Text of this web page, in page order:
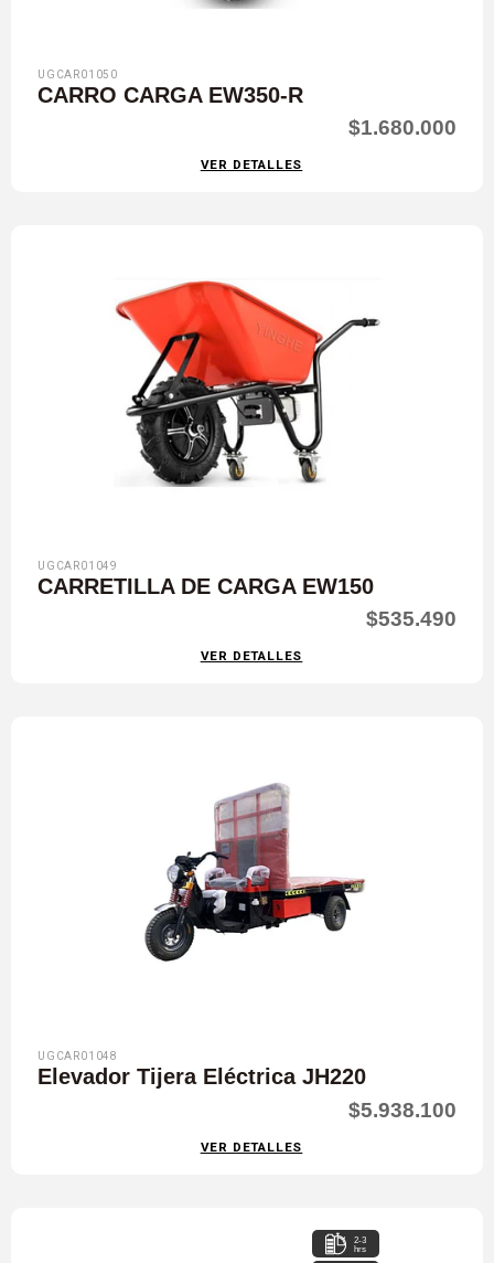
UGCAR01050
CARRO CARGA EW350-R
$1.680.000
VER DETALLES
UGCAR01049
CARRETILLA DE CARGA EW150
$535.490
VER DETALLES
UGCAR01048
Elevador Tijera Eléctrica JH220
$5.938.100
VER DETALLES
2-3
hrs